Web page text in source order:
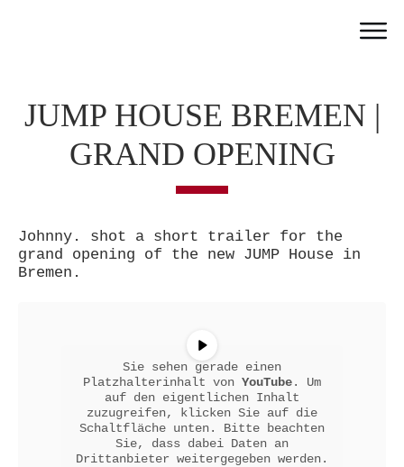
Team
JUMP HOUSE BREMEN |
GRAND OPENING
Johnny. shot a short trailer for the
grand opening of the new JUMP House in
Bremen.
Sie sehen gerade einen
Platzhalterinhalt von YouTube. Um
auf den eigentlichen Inhalt
zuzugreifen, klicken Sie auf die
Schaltfläche unten. Bitte beachten
Sie, dass dabei Daten an
Drittanbieter weitergegeben werden.